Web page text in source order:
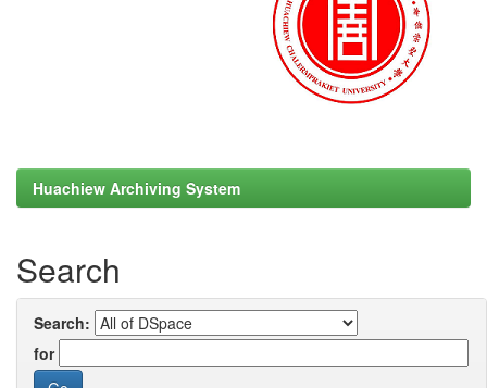
Huachiew Archiving System
Search
Search:
for